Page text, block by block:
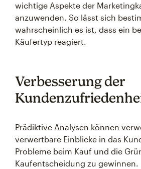
wichtige Aspekte der
anzuwenden. So lässt sich
wahrscheinlich es ist, dass ein
Käufertyp reagiert.
Verbesserung der
Prädiktive Analysen können
verwertbare Einblicke in das
Probleme beim Kauf und die
Kaufentscheidung zu gewinnen.